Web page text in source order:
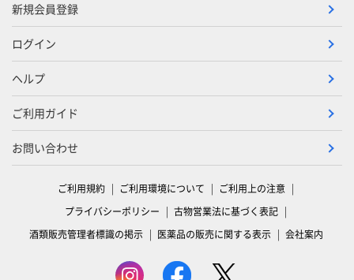
新規会員登録
ログイン
ヘルプ
ご利用ガイド
お問い合わせ
ご利用規約 ご利用環境について
ご利用上の注意
プライバシーポリシー
古物営業法に基づく表記
酒類販売管理者標識の掲示
医薬品の販売に関する表示 会社案内